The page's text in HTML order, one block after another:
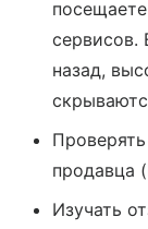
сервисов.
назад,
продавца
Изучать